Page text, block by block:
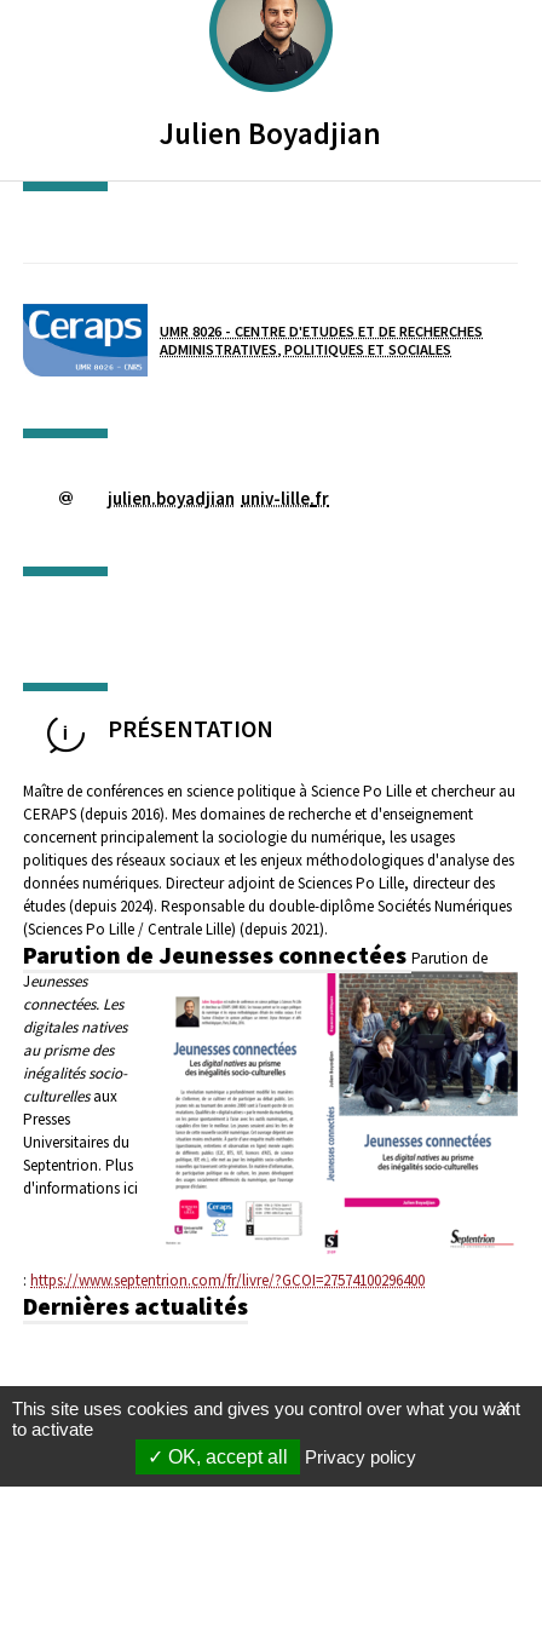
SCIENCES PO. LILLE
Julien Boyadjian
Laboratoire / équipe
UMR 8026 - CENTRE D'ETUDES ET DE RECHERCHES
ADMINISTRATIVES, POLITIQUES ET SOCIALES
julien.boyadjian univ-lille.fr
PRÉSENTATION
Maître de conférences en science politique à Science Po Lille et chercheur au
CERAPS (depuis 2016). Mes domaines de recherche et d'enseignement
concernent principalement la sociologie du numérique, les usages
politiques des réseaux sociaux et les enjeux méthodologiques d'analyse des
données numériques. Directeur adjoint de Sciences Po Lille, directeur des
études (depuis 2024). Responsable du double-diplôme Sociétés Numériques
(Sciences Po Lille / Centrale Lille) (depuis 2021).
Parution de Jeunesses connectées Parution de
Jeunesses
connectées. Les
digitales natives
au prisme des
inégalités socio-
culturellesaux
Presses
Universitaires du
Septentrion. Plus
d'informations ici
: https://www.septentrion.com/fr/livre/?GCOI=27574100296400
Dernières actualités
X
This site uses cookies and gives you control over what you want
to activate
OK, accept all
Privacy policy